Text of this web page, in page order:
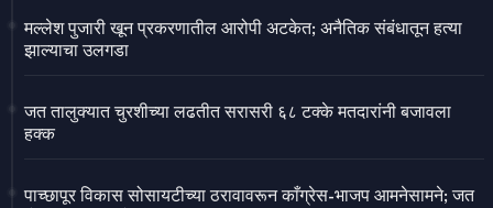
मल्लेश पुजारी खून प्रकरणातील आरोपी अटकेत; अनैतिक संबंधातून हत्या
झाल्याचा उलगडा
जत तालुक्यात चुरशीच्या लढतीत सरासरी ६८ टक्के मतदारांनी बजावला
हक्क
पाच्छापूर विकास सोसायटीच्या ठरावावरून काँग्रेस-भाजप आमनेसामने; जत